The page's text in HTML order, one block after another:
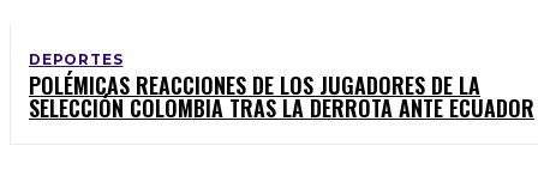
DEPORTES
POLÉMICAS REACCIONES DE LOS JUGADORES DE LA
SELECCIÓN COLOMBIA TRAS LA DERROTA ANTE ECUADOR